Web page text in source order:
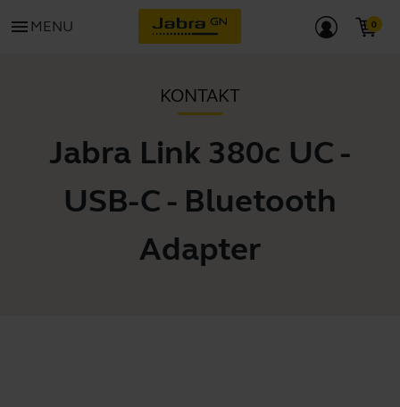
menu MENU
KONTAKT
Jabra Link 380c UC -
USB-C - Bluetooth
Adapter